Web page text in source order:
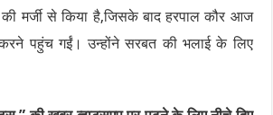
की मर्जी से किया है,जिसके बाद हरपाल कौर आज
पहुंच गईं। उन्होंने सरबत की भलाई के लिए